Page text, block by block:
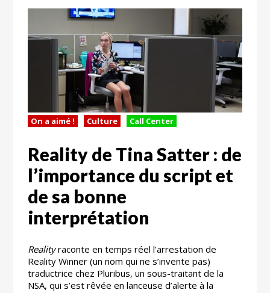
On a aimé ! Culture Call Center
Reality de Tina Satter : de
l’importance du script et
de sa bonne
interprétation
Realityraconte en temps réel l’arrestation de
Reality Winner (un nom qui ne s’invente pas)
traductrice chez Pluribus, un sous-traitant de la
NSA, qui s’est rêvée en lanceuse d’alerte à la